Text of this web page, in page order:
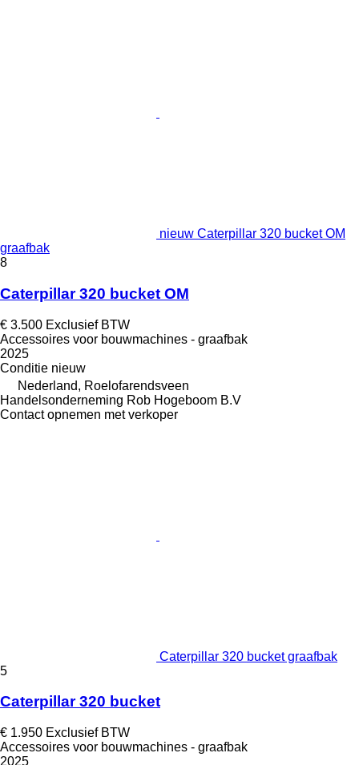
nieuw Caterpillar 320 bucket OM
graafbak
8
Caterpillar 320 bucket OM
€ 3.500 Exclusief BTW
Accessoires voor bouwmachines - graafbak
2025
Conditie nieuw
Nederland, Roelofarendsveen
Handelsonderneming Rob Hogeboom B.V
Contact opnemen met verkoper
Caterpillar 320 bucket graafbak
5
Caterpillar 320 bucket
€ 1.950 Exclusief BTW
Accessoires voor bouwmachines - graafbak
2025